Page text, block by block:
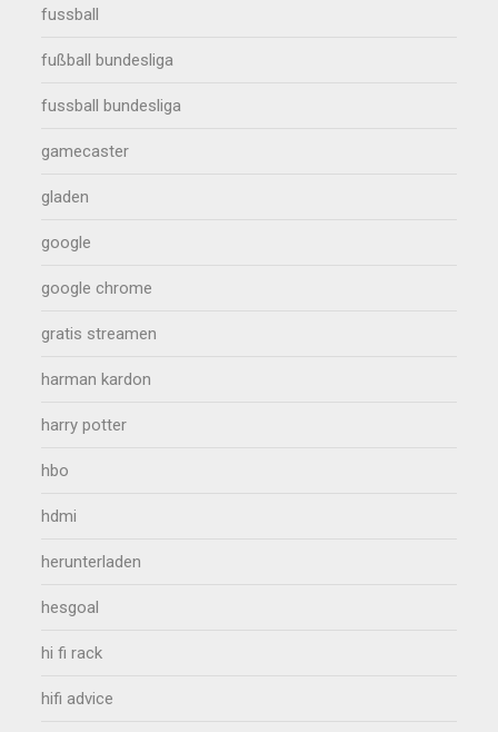
fussball
fußball bundesliga
fussball bundesliga
gamecaster
gladen
google
google chrome
gratis streamen
harman kardon
harry potter
hbo
hdmi
herunterladen
hesgoal
hi fi rack
hifi advice